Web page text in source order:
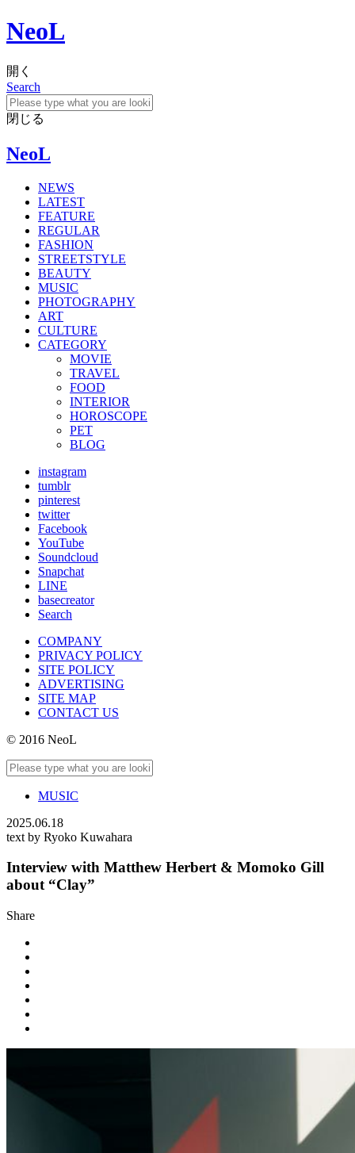
NeoL
開く
Search
閉じる
NeoL
NEWS
LATEST
FEATURE
REGULAR
FASHION
STREETSTYLE
BEAUTY
MUSIC
PHOTOGRAPHY
ART
CULTURE
CATEGORY
MOVIE
TRAVEL
FOOD
INTERIOR
HOROSCOPE
PET
BLOG
instagram
tumblr
pinterest
twitter
Facebook
YouTube
Soundcloud
Snapchat
LINE
basecreator
Search
COMPANY
PRIVACY POLICY
SITE POLICY
ADVERTISING
SITE MAP
CONTACT US
© 2016 NeoL
MUSIC
2025.06.18
text by Ryoko Kuwahara
Interview with Matthew Herbert & Momoko Gill
about “Clay”
Share